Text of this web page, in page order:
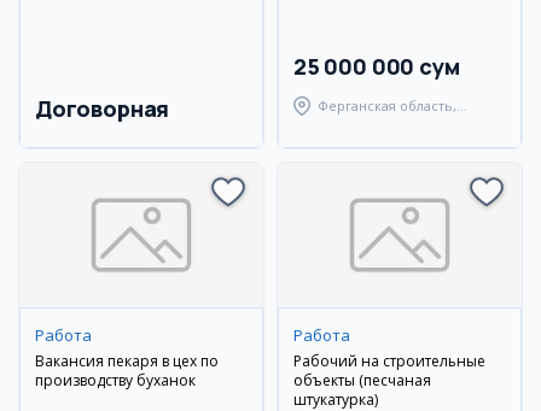
Договорная
25 000 000 сум
Ферганская область,
Работа
Вакансия пекаря в цех по
производству буханок
Работа
Рабочий на строительные
объекты (песчаная
штукатурка)